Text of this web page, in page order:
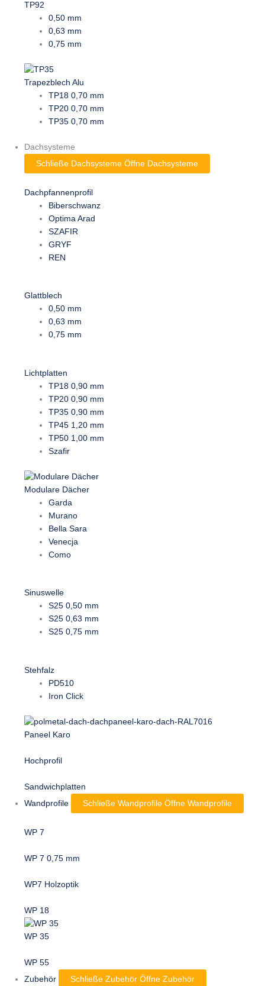
TP92
0,50 mm
0,63 mm
0,75 mm
Trapezblech Alu
TP18 0,70 mm
TP20 0,70 mm
TP35 0,70 mm
Dachsysteme
Schließe Dachsysteme Öffne Dachsysteme
Dachpfannenprofil
Biberschwanz
Optima Arad
SZAFIR
GRYF
REN
Glattblech
0,50 mm
0,63 mm
0,75 mm
Lichtplatten
TP18 0,90 mm
TP20 0,90 mm
TP35 0,90 mm
TP45 1,20 mm
TP50 1,00 mm
Szafir
Modulare Dächer
Garda
Murano
Bella Sara
Venecja
Como
Sinuswelle
S25 0,50 mm
S25 0,63 mm
S25 0,75 mm
Stehfalz
PD510
Iron Click
Paneel Karo
Hochprofil
Sandwichplatten
Wandprofile
Schließe Wandprofile Öffne Wandprofile
WP 7
WP 7 0,75 mm
WP7 Holzoptik
WP 18
WP 35
WP 55
Zubehör
Schließe Zubehör Öffne Zubehör